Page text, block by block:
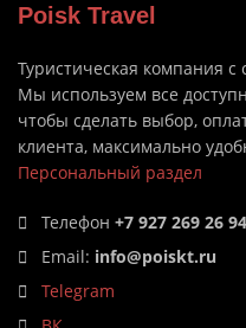
Poisk Travel
Туристическая компания
Мы используем все
чтобы сделать выбор,
клиента, максимально
Персональный раздел
Телефон +7 927 269 26 94
Email: info@poiskt.ru
Telegram